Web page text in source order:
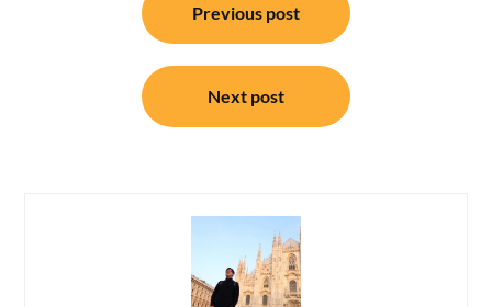
Previous post
Next post